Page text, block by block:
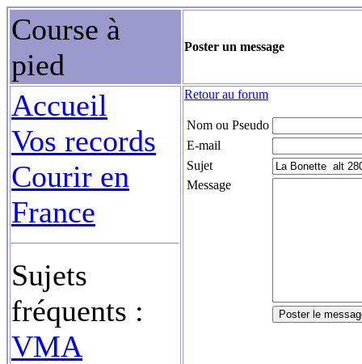
Course à
pied
Poster un message
Accueil
Vos records
Courir en
France
Sujets
fréquents :
VMA
Retour au forum
Nom ou Pseudo
E-mail
Sujet
Message